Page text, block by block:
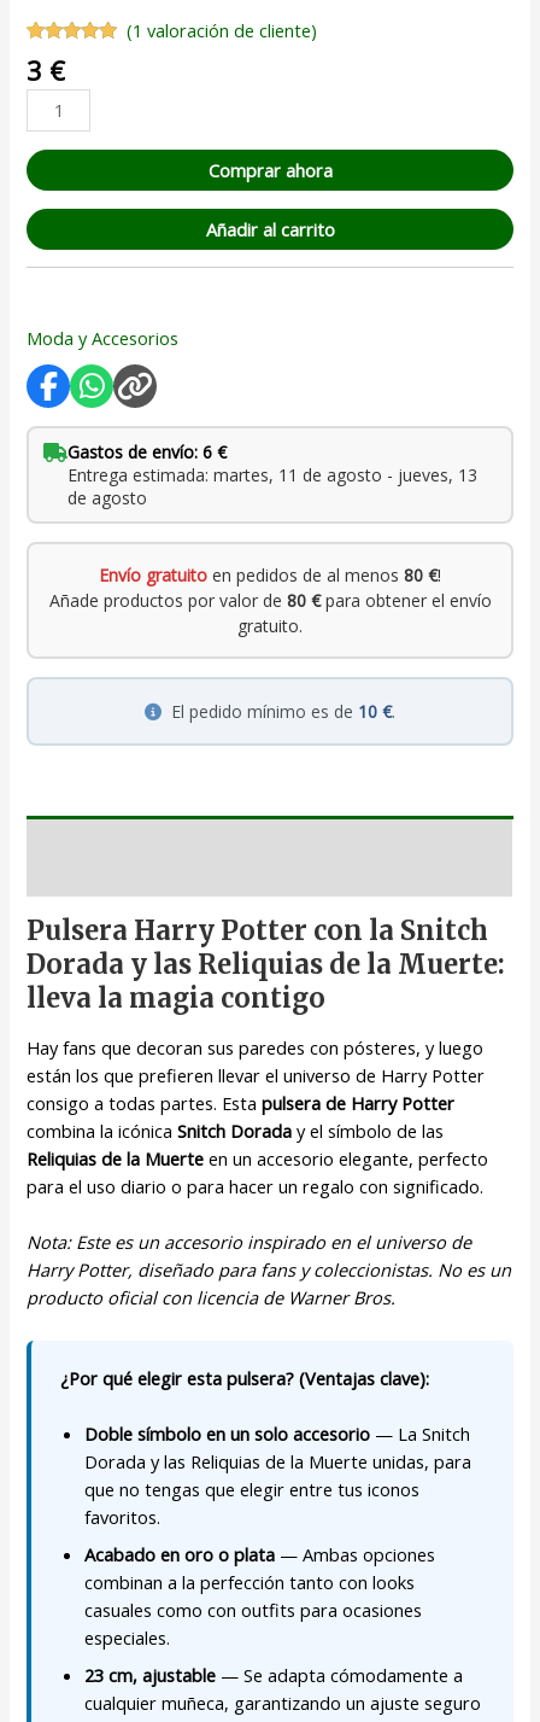
con5.00
5 en base
valoración
(1 valoración de cliente)
3 €
Comprar ahora
Añadir al carrito
Moda y Accesorios
Gastos de envío: 6 €
Entrega estimada: martes, 11 de agosto - jueves, 13
de agosto
Envío gratuito en pedidos de al menos 80 €!
Añade productos por valor de 80 €para obtener el envío
gratuito.
El pedido mínimo es de 10 €.
Pulsera Harry Potter con la Snitch
Dorada y las Reliquias de la Muerte:
lleva la magia contigo
Hay fans que decoran sus paredes con pósteres, y luego
están los que prefieren llevar el universo de Harry Potter
consigo a todas partes. Estapulsera de Harry Potter
combina la icónicaSnitch Dorada y el símbolo de las
Reliquias de la Muerte en un accesorio elegante, perfecto
para el uso diario o para hacer un regalo con significado.
Nota: Este es un accesorio inspirado en el universo de
Harry Potter, diseñado para fans y coleccionistas. No es un
producto oficial con licencia de Warner Bros.
¿Por qué elegir esta pulsera? (Ventajas clave):
Doble símbolo en un solo accesorio — La Snitch
Dorada y las Reliquias de la Muerte unidas, para
que no tengas que elegir entre tus iconos
favoritos.
Acabado en oro o plata — Ambas opciones
combinan a la perfección tanto con looks
casuales como con outfits para ocasiones
especiales.
23 cm, ajustable — Se adapta cómodamente a
cualquier muñeca, garantizando un ajuste seguro